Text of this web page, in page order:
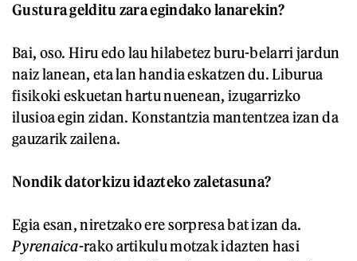
Gustura gelditu zara egindako lanarekin?
Bai, oso. Hiru edo lau hilabetez buru-belarri jardun
naiz lanean, eta lan handia eskatzen du. Liburua
fisikoki eskuetan hartu nuenean, izugarrizko
ilusioa egin zidan. Konstantzia mantentzea izan da
gauzarik zailena.
Nondik datorkizu idazteko zaletasuna?
Egia esan, niretzako ere sorpresa bat izan da.
Pyrenaica-rako artikulu motzak idazten hasi